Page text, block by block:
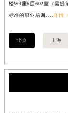
楼W3座6层602室（需提
标准的职业培训.... 详情 >
北京 上海